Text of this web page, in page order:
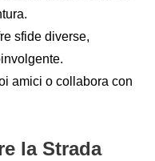
sfide diverse,
amici o collabora con
la Strada